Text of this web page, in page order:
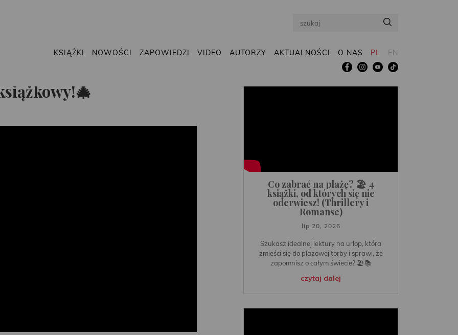
Search
KSIĄŻKI NOWOŚCI ZAPOWIEDZI VIDEO AUTORZY AKTUALNOŚCI O NAS PL EN
Co zabrać na plażę? 🏖️ 4
książki, od których się nie
oderwiesz! (Thrillery i
Romanse)
lip 20, 2026
Szukasz idealnej lektury na urlop, która
zmieści się do plażowej torby i sprawi, że
zapomnisz o całym świecie? 🏖️📚
czytaj dalej